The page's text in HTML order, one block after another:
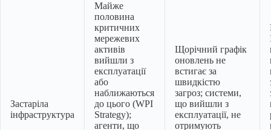
Застаріла
інфраструктура
Майже
половина
критичних
мережевих
активів
вийшли з
експлуатації
або
наближаються
до цього (WPI
Strategy);
агенти, що
Щорічний графік
оновлень не
встигає за
швидкістю
загроз; системи,
що вийшли з
експлуатації, не
отримують